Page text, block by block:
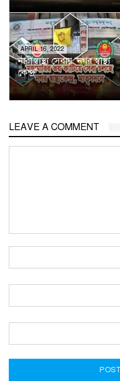
APRIL 16, 2022
নারীস্বাস্থ্য সেবায় “নগর স্বাস্থ্য
কেন্দ্র”
LEAVE A COMMENT